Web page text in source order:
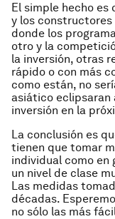
El simple hecho
y los constructores
donde los
otro y la
la inversión, otras
rápido o con más
como están, no
asiático eclipsaran
inversión en la
La conclusión es
tienen que tomar
individual como en
un nivel de clase
Las medidas
décadas.
no sólo las más